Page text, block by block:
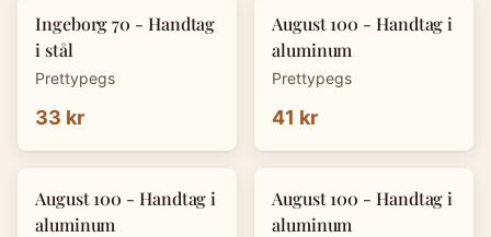
Ingeborg 70 - Handtag
i stål
Prettypegs
33 kr
August 100 - Handtag i
aluminum
Prettypegs
41 kr
August 100 - Handtag i
aluminum
August 100 - Handtag i
aluminum